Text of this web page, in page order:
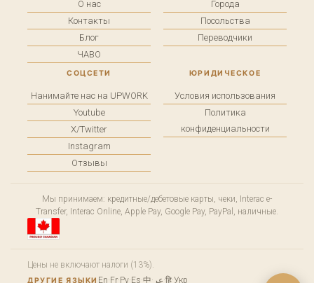
О нас
Контакты
Блог
ЧАВО
Города
Посольства
Переводчики
СОЦСЕТИ
Нанимайте нас на UPWORK
Youtube
X/Twitter
Instagram
Отзывы
ЮРИДИЧЕСКОЕ
Условия использования
Политика
конфиденциальности
Мы принимаем: кредитные/дебетовые карты, чеки, Interac e-
Transfer, Interac Online, Apple Pay, Google Pay, PayPal, наличные.
Цены не включают налоги (13%).
ДРУГИЕ ЯЗЫКИ En·Fr·Ру·Es·中· عر·हि·Укр